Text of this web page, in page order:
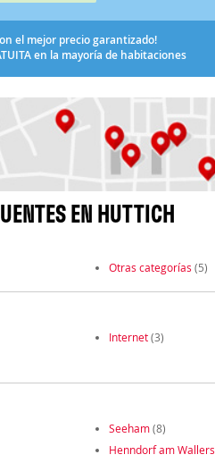
el mejor precio garantizado!
en la mayoría de habitaciones
EN HUTTICH
Otras categorías (5)
Internet(3)
Seeham(8)
Henndorf am